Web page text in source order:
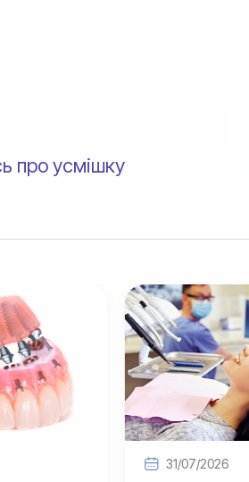
про усмішку
31/07/2026